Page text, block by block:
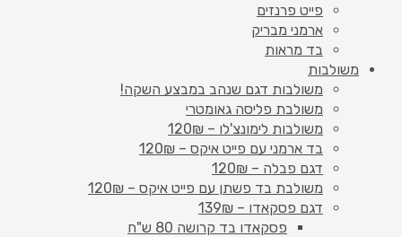
פייט פרנזים
ארמני מבריק
בד מראות
משולבות
משולבות דגם שנהב במבצע השקה!
משולבת פליסה גאומטרי
משולבות לימונצ'לו – 120₪
בד ארמני עם פייט איקס – 120₪
דגם פבלה – 120₪
משולבת בד פשתן עם פייט איקס – 120₪
דגם פסקאדו – 139₪
פסקאדו בד קרושה 80 ש"ח